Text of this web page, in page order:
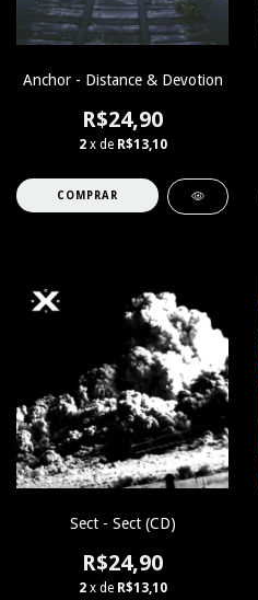
Anchor - Distance & Devotion
R$24,90
2 x de R$13,10
Sect - Sect (CD)
R$24,90
2 x de R$13,10